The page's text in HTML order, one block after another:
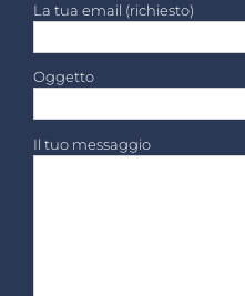
La tua email (richiesto)
Oggetto
Il tuo messaggio